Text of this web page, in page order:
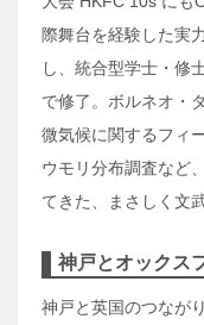
際舞台を経験した実
し、統合型学士・修
で修了。ボルネオ・
微気候に関するフィ
ウモリ分布調査など
てきた、まさしく文
神戸とオックス
神戸と英国のつなが